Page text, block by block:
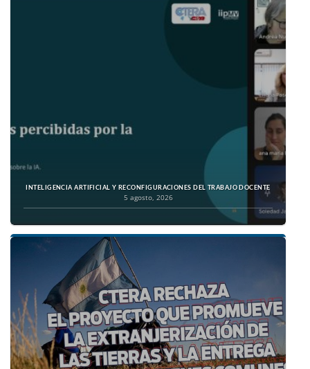
INTELIGENCIA ARTIFICIAL Y RECONFIGURACIONES DEL TRABAJO DOCENTE
5 agosto, 2026